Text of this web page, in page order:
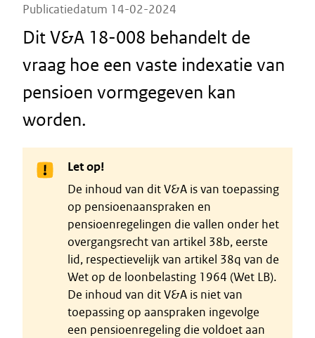
Publicatiedatum 14-02-2024
Dit V&A 18-008 behandelt de
vraag hoe een vaste indexatie van
pensioen vormgegeven kan
worden.
Let op!
De inhoud van dit V&A is van toepassing
op pensioenaanspraken en
pensioenregelingen die vallen onder het
overgangsrecht van artikel 38b, eerste
lid, respectievelijk van artikel 38q van de
Wet op de loonbelasting 1964 (Wet LB).
De inhoud van dit V&A is niet van
toepassing op aanspraken ingevolge
een pensioenregeling die voldoet aan